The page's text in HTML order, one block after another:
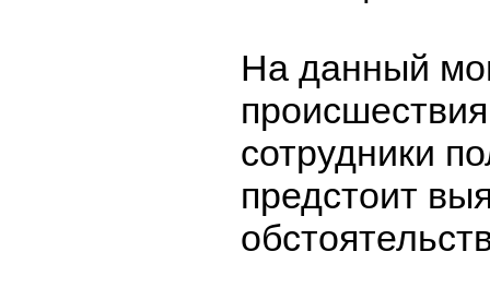
На данный
сотрудники
предстоит